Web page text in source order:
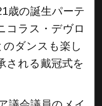
歳の誕生パーテ
コラス・デヴロ
のダンスも楽し
される戴冠式を